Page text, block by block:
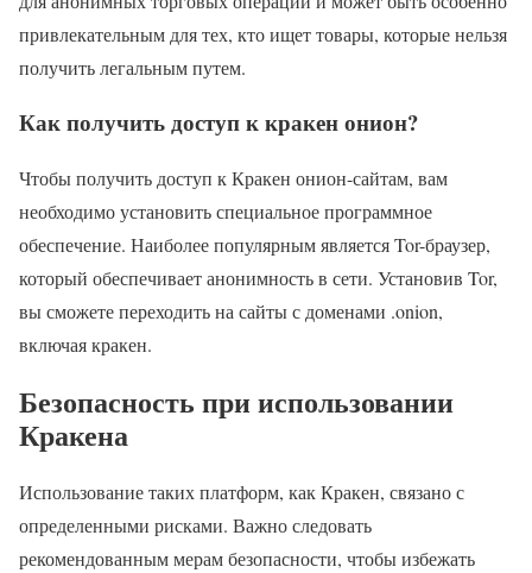
привлекательным для тех, кто ищет товары, которые нельзя
получить легальным путем.
Как получить доступ к кракен онион?
Чтобы получить доступ к Кракен онион-сайтам, вам
необходимо установить специальное программное
обеспечение. Наиболее популярным является Tor-браузер,
который обеспечивает анонимность в сети. Установив Tor,
вы сможете переходить на сайты с доменами .onion,
включая кракен.
Безопасность при использовании
Кракена
Использование таких платформ, как Кракен, связано с
определенными рисками. Важно следовать
рекомендованным мерам безопасности, чтобы избежать